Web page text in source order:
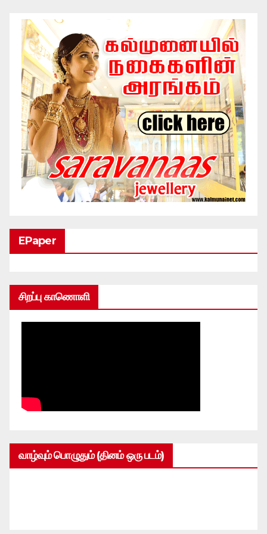
EPaper
சிறப்பு காணொளி
வாழ்வும் பொழுதும் (தினம் ஒரு படம்)